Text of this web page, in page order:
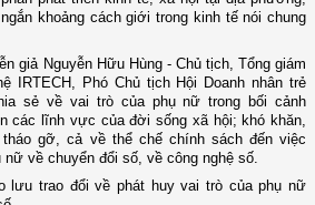
khoảng cách giới trong kinh tế nói chung
giảNguyễn Hữu Hùng - Chủ tịch, Tổng giám
IRTECH, Phó Chủ tịch Hội Doanh nhân trẻ
sẻvề vai trò của phụ nữ trong bối cảnh
các lĩnh vực của đời sống xã hội; khó khăn,
gỡ, cả về thể chế chính sách đến việc
về chuyển đổi số, về công nghệ số.
lưu trao đổivề phát huy vai trò của phụ nữ